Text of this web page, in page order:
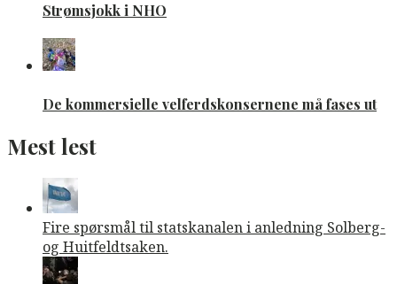
Strømsjokk i NHO
De kommersielle velferdskonsernene må fases ut
Mest lest
Fire spørsmål til statskanalen i anledning Solberg-
og Huitfeldtsaken.